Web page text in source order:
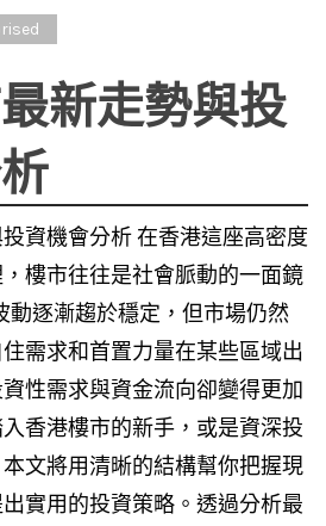
新走勢與投
資機會分析 在香港這座高密度
樓市往往是社會脈動的一面鏡
動逐漸趨於穩定，但市場仍然
需求和首置力量在某些區域出
性需求與資金流向卻變得更加
香港樓市的新手，或是資深投
文將用清晰的結構幫你把握現
實用的投資策略。透過分析最